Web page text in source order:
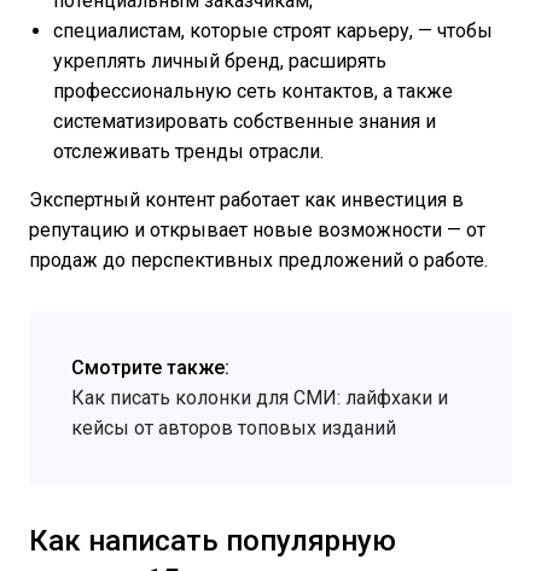
специалистам, которые строят карьеру, — чтобы
укреплять личный бренд, расширять
профессиональную сеть контактов, а также
систематизировать собственные знания и
отслеживать тренды отрасли.
Экспертный контент работает как инвестиция в
репутацию и открывает новые возможности — от
продаж до перспективных предложений о работе.
Смотрите также:
Как писать колонки для СМИ: лайфхаки и
кейсы от авторов топовых изданий
Как написать популярную